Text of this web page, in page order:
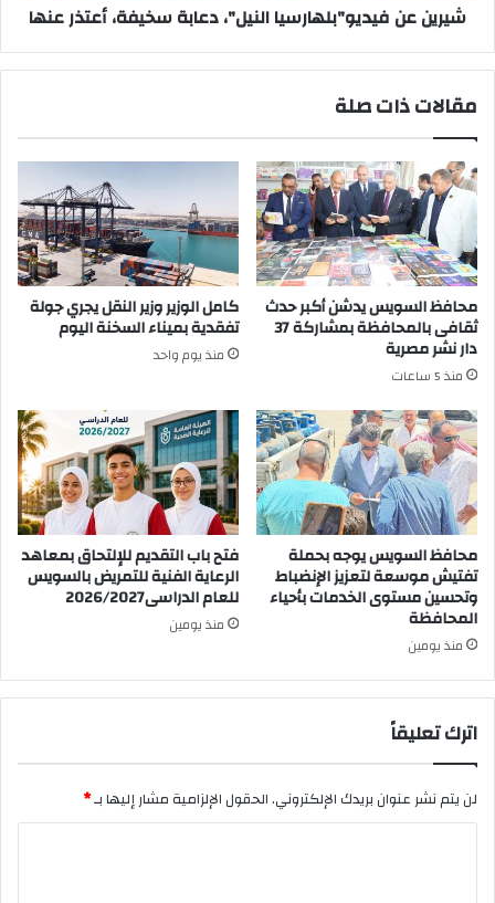
شيرين عن فيديو"بلهارسيا النيل"، دعابة سخيفة، أعتذر عنها
مقالات ذات صلة
محافظ السويس يدشن أكبر حدث
ثقافى بالمحافظة بمشاركة 37
دار نشر مصرية
منذ 5 ساعات
كامل الوزير وزير النقل يجري جولة
تفقدية بميناء السخنة اليوم
منذ يوم واحد
محافظ السويس يوجه بحملة
تفتيش موسعة لتعزيز الإنضباط
وتحسين مستوى الخدمات بأحياء
المحافظة
منذ يومين
فتح باب التقديم للإلتحاق بمعاهد
الرعاية الفنية للتمريض بالسويس
للعام الدراسى2026/2027
منذ يومين
اترك تعليقاً
لن يتم نشر عنوان بريدك الإلكتروني.الحقول الإلزامية مشار إليها بـ*